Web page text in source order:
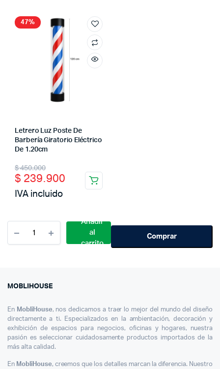
47%
Letrero Luz Poste De
Barbería Giratorio Eléctrico
De 1.20cm
$450.000
Original
price
was:
$ 239.900
Current
price
is:
IVA incluido
Cilindro
Luminoso
Añadir
al
carrito
Comprar
MOBLIHOUSE
En MobliHouse, nos dedicamos a traer lo mejor del mundo del diseño
directamente a ti. Especializados en la ambientación, decoración y
exhibición de espacios para negocios, oficinas y hogares, nuestra
pasión es seleccionar cuidadosamente productos importados de la
más alta calidad.
En MobliHouse, creemos que los detalles marcan la diferencia. Nuestro